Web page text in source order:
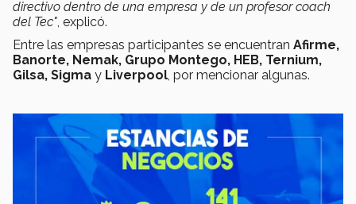
directivo dentro de una empresa y de un profesor coach
del Tec", explicó.
Entre las empresas participantes se encuentran Afirme,
Banorte, Nemak, Grupo Montego, HEB, Ternium,
Gilsa, Sigma y Liverpool, por mencionar algunas.